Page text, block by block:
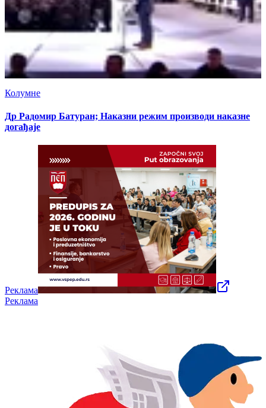
Колумне
Др Радомир Батуран; Наказни режим производи наказне
догађаје
Реклама
Реклама